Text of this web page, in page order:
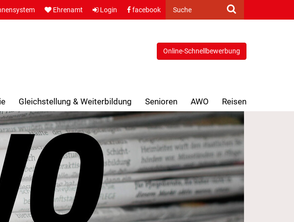
Suche
Ehrenamt Login facebook
Online-Schnellbewerbung
Gleichstellung & Weiterbildung Senioren AWO Reisen